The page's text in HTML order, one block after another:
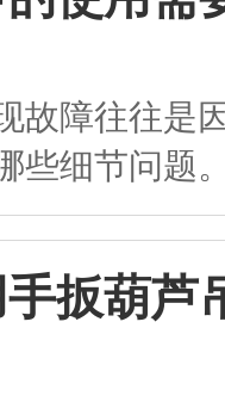
故障往往是
些细节问题
扳葫芦